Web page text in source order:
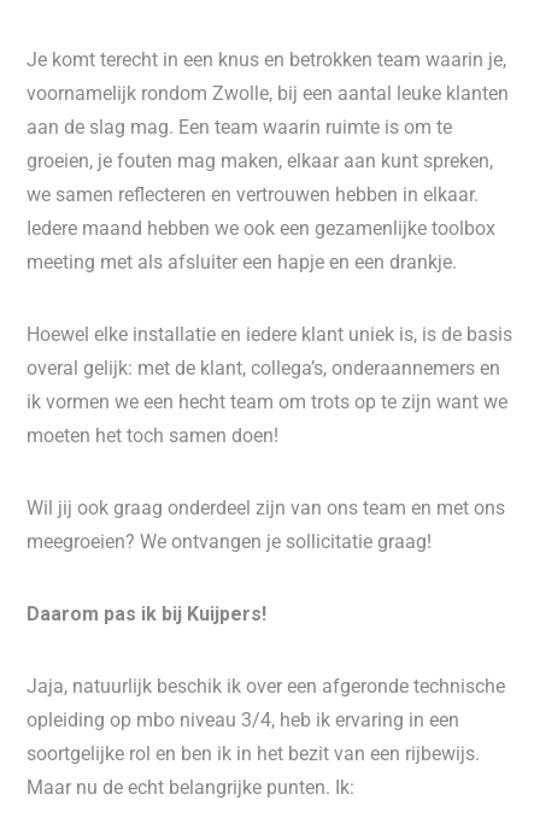
Je komt terecht in een knus en betrokken team waarin je,
voornamelijk rondom Zwolle, bij een aantal leuke klanten
aan de slag mag. Een team waarin ruimte is om te
groeien, je fouten mag maken, elkaar aan kunt spreken,
we samen reflecteren en vertrouwen hebben in elkaar.
Iedere maand hebben we ook een gezamenlijke toolbox
meeting met als afsluiter een hapje en een drankje.
Hoewel elke installatie en iedere klant uniek is, is de basis
overal gelijk: met de klant, collega’s, onderaannemers en
ik vormen we een hecht team om trots op te zijn want we
moeten het toch samen doen!
Wil jij ook graag onderdeel zijn van ons team en met ons
meegroeien? We ontvangen je sollicitatie graag!
Daarom pas ik bij Kuijpers!
Jaja, natuurlijk beschik ik over een afgeronde technische
opleiding op mbo niveau 3/4, heb ik ervaring in een
soortgelijke rol en ben ik in het bezit van een rijbewijs.
Maar nu de echt belangrijke punten. Ik: